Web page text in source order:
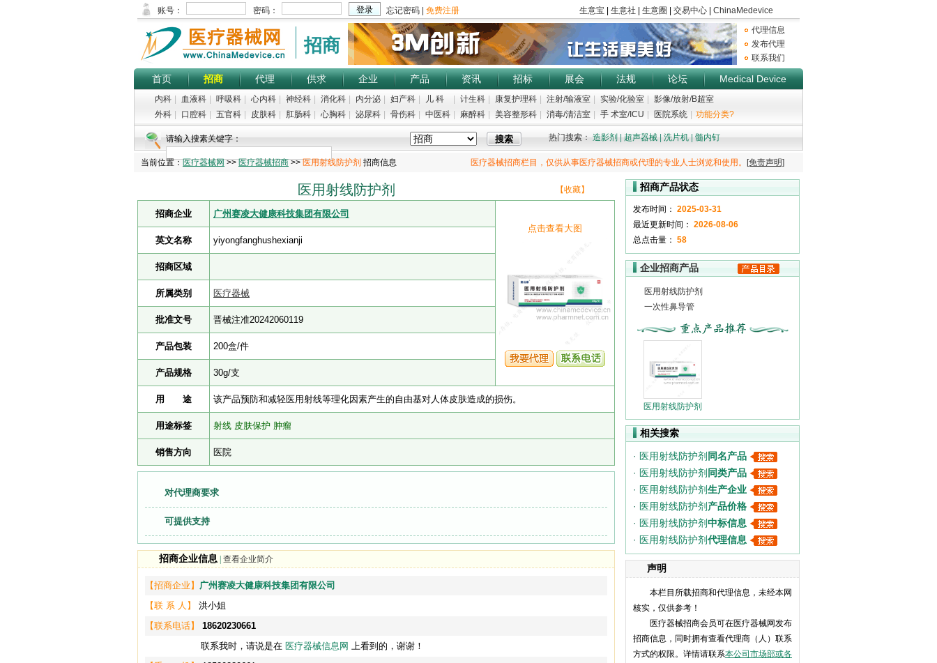
招商
代理信息
发布代理
联系我们
首页 招商 代理 供求 企业 产品 资讯 招标 展会 法规 论坛 Medical Device
内科 血液科 呼吸科 心内科 神经科 消化科 内分泌 妇产科 儿 科 计生科 康复护理科 注射/输液室 实验/化验室
影像/放射/B超室
外科
口腔科 五官科 皮肤科 肛肠科 心胸科 泌尿科 骨伤科 中医科 麻醉科 美容整形科 消毒/清洁室 手 术室/ICU 医院系统 功能分类?
请输入搜素关键字： 热门搜索： 造影剂 超声器械 洗片机 髓内钉
当前位置：医疗器械网>>医疗器械招商>>医用射线防护剂 招商信息 医疗器械招商栏目，仅供从事医疗器械招商或代理的专业人士浏览和使用。 [免责声明]
医用射线防护剂 【收藏】
招商企业
广州赛凌大健康科技集团有限公司
点击查看大图
英文名称
yiyongfanghushexianji
招商区域
所属类别 医疗器械
批准文号 晋械注准20242060119
产品包装 200盒/件
产品规格 30g/支
用 途 该产品预防和减轻医用射线等理化因素产生的自由基对人体皮肤造成的损伤。
用途标签 射线 皮肤保护 肿瘤
销售方向 医院
对代理商要求
可提供支持
招商企业信息 查看企业简介
【招商企业】 广州赛凌大健康科技集团有限公司
【联 系 人】
洪小姐
【联系电话】
18620230661
联系我时，请说是在 医疗器械信息网 上看到的，谢谢！
招商产品状态
发布时间： 2025-03-31
最近更新时间： 2026-08-06
总点击量： 58
企业招商产品
医用射线防护剂
一次性鼻导管
医用射线防护剂
相关搜索
· 医用射线防护剂 同名产品
· 医用射线防护剂 同类产品
· 医用射线防护剂生产企业
· 医用射线防护剂 产品价格
· 医用射线防护剂中标信息
· 医用射线防护剂代理信息
声明
本栏目所载招商和代理信息，未经本网
核实，仅供参考！
医疗器械招商会员可在医疗器械网发布
招商信息，同时拥有查看代理商（人）联系
方式的权限。详情请联系本公司市场部或各